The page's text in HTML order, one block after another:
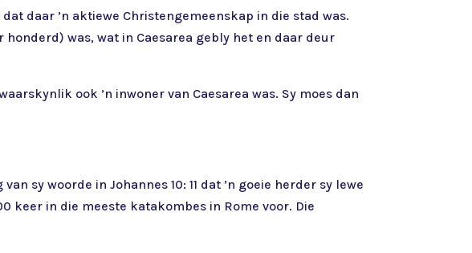
daar ’n aktiewe Christengemeenskap in die stad was.
honderd) was, wat in Caesarea gebly het en daar deur
ook ’n inwoner van Caesarea was. Sy moes dan
sy woorde in Johannes 10: 11 dat ’n goeie herder sy lewe
keer in die meeste katakombes in Rome voor. Die